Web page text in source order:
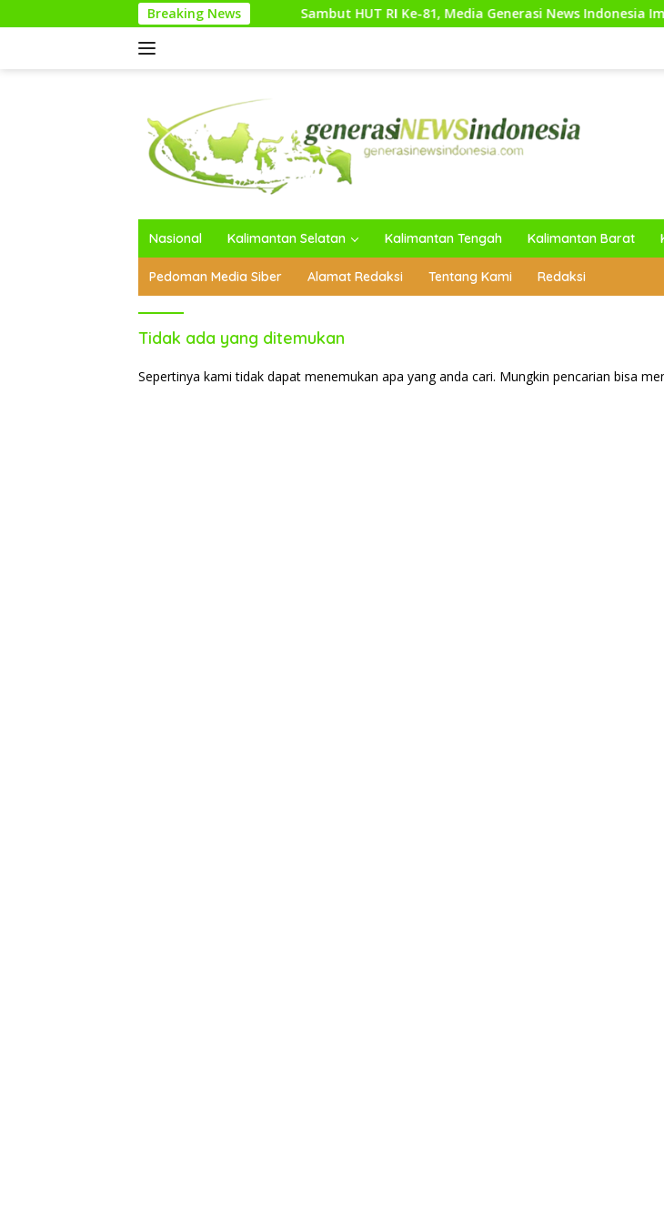
ke
Breaking NewsSambut HUT RI Ke-81, Media Generasi News Indonesia Imbau
Nasional Kalimantan Selatan Kalimantan Tengah Kalimantan Barat
Pedoman Media Siber Alamat Redaksi Tentang Kami Redaksi
Tidak ada yang ditemukan
Sepertinya kami tidak dapat menemukan apa yang anda cari. Mungkin pencarian bisa